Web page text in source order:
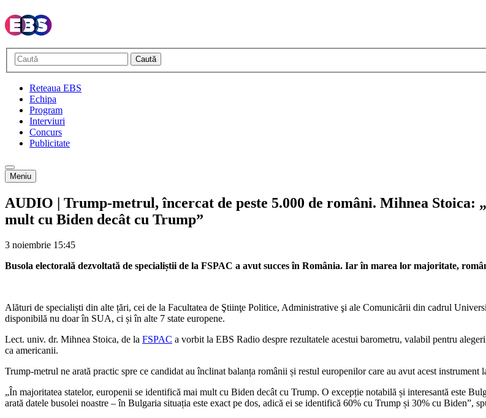
Caută
Reteaua EBS
Echipa
Program
Interviuri
Concurs
Publicitate
Meniu
AUDIO | Trump-metrul, încercat de peste 5.000 de români. Mihnea
mult cu Biden decât cu Trump”
3 noiembrie 15:45
Busola electorală dezvoltată de specialiștii de la FSPAC a avut succes în România. Iar în marea lor majoritate,
Alături de specialiști din alte țări, cei de la Facultatea de Ştiinţe Politice, Administrative şi ale Comunicării din cadrul
disponibilă nu doar în SUA, ci și în alte 7 state europene.
Lect. univ. dr. Mihnea Stoica, de la FSPAC a vorbit la EBS Radio despre rezultatele acestui barometru, valabil pentru
ca americanii.
Trump-metrul ne arată practic spre ce candidat au înclinat balanța românii și restul europenilor care au avut acest
„În majoritatea statelor, europenii se identifică mai mult cu Biden decât cu Trump. O excepție notabilă și interesantă este
arată datele busolei noastre – în Bulgaria situația este exact pe dos, adică ei se identifică 60% cu Trump și 30% cu Biden”,